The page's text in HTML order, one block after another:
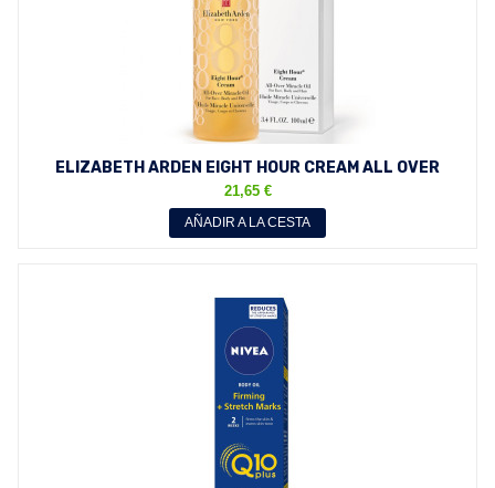
ELIZABETH ARDEN EIGHT HOUR CREAM ALL OVER
MIRACLE OIL 100 ML
21,65 €
AÑADIR A LA CESTA